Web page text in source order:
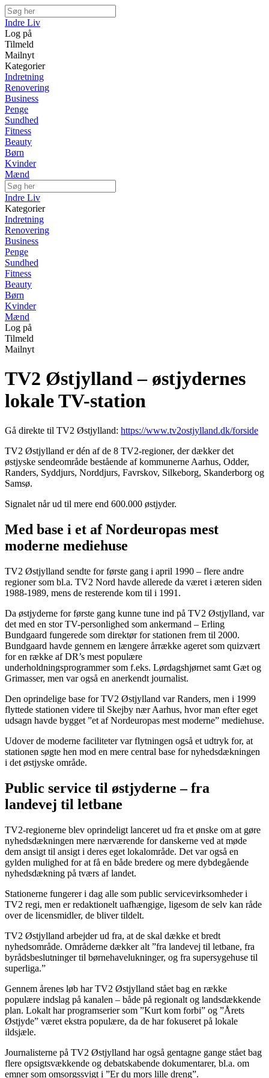
Indre Liv
Log på
Tilmeld
Mailnyt
Kategorier
Indretning
Renovering
Business
Penge
Sundhed
Fitness
Beauty
Børn
Kvinder
Mænd
Indre Liv
Kategorier
Indretning
Renovering
Business
Penge
Sundhed
Fitness
Beauty
Børn
Kvinder
Mænd
Log på
Tilmeld
Mailnyt
TV2 Østjylland – østjydernes
lokale TV-station
Gå direkte til TV2 Østjylland: https://www.tv2ostjylland.dk/forside
TV2 Østjylland er dén af de 8 TV2-regioner, der dækker det
østjyske sendeområde bestående af kommunerne Aarhus, Odder,
Randers, Syddjurs, Norddjurs, Favrskov, Silkeborg, Skanderborg og
Samsø.
Signalet når ud til mere end 600.000 østjyder.
Med base i et af Nordeuropas mest
moderne mediehuse
TV2 Østjylland sendte for første gang i april 1990 – flere andre
regioner som bl.a. TV2 Nord havde allerede da været i æteren siden
1988-1989, mens de resterende kom til i 1991.
Da østjyderne for første gang kunne tune ind på TV2 Østjylland, var
det med en stor TV-personlighed som ankermand – Erling
Bundgaard fungerede som direktør for stationen frem til 2000.
Bundgaard havde gennem en længere årrække ageret som quizvært
for en række af DR’s mest populære
underholdningsprogrammer som f.eks. Lørdagshjørnet samt Gæt og
Grimasser, men var også en anerkendt journalist.
Den oprindelige base for TV2 Østjylland var Randers, men i 1999
flyttede stationen videre til Skejby nær Aarhus, hvor man efter eget
udsagn havde bygget ”et af Nordeuropas mest moderne” mediehuse.
Udover de moderne faciliteter var flytningen også et udtryk for, at
stationen søgte hen mod en mere central base for nyhedsdækningen
i det østjyske område.
Public service til østjyderne – fra
landevej til letbane
TV2-regionerne blev oprindeligt lanceret ud fra et ønske om at gøre
nyhedsdækningen mere nærværende for danskerne ved at møde
dem ansigt til ansigt i deres eget lokalområde. Det var også en
gylden mulighed for at få en både bredere og mere dybdegående
nyhedsdækning på tværs af landet.
Stationerne fungerer i dag alle som public servicevirksomheder i
TV2 regi, men er redaktionelt uafhængige, ligesom de selv kan råde
over de licensmidler, de bliver tildelt.
TV2 Østjylland arbejder ud fra, at de skal dække et bredt
nyhedsområde. Områderne dækker alt ”fra landevej til letbane, fra
byrådsbeslutninger til børnehavelukninger, og fra supersygehuse til
superliga.”
Gennem årenes løb har TV2 Østjylland stået bag en række
populære indslag på kanalen – både på regionalt og landsdækkende
plan. Lokalt har programserier som ”Kurt kom forbi” og ”Årets
Østjyde” været ekstra populære, da de har fokuseret på lokale
ildsjæle.
Journalisterne på TV2 Østjylland har også gentagne gange stået bag
flere opsigtsvækkende og debatskabende dokumentarer, bl.a. om
emner som omsorgssvigt i ”Er du mors lille dreng”.